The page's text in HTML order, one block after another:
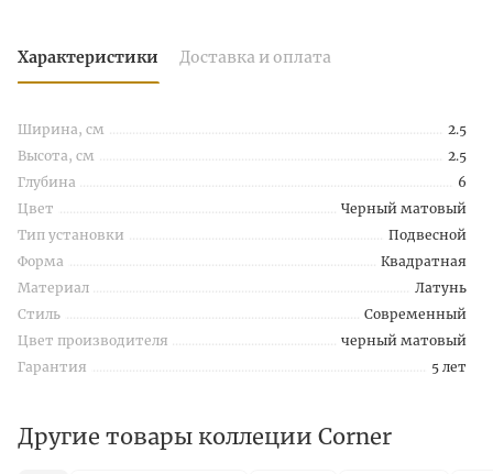
Характеристики Доставка и оплата
Ширина, см
2.5
Высота, см
2.5
Глубина
6
Цвет
Черный матовый
Тип установки
Подвесной
Форма
Квадратная
Материал
Латунь
Стиль
Современный
Цвет производителя
черный матовый
Гарантия
5 лет
Другие товары коллеции Corner